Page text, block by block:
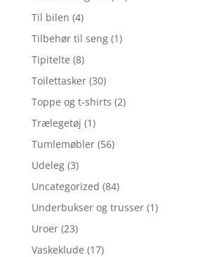
Til bilen (4)
Tilbehør til seng (1)
Tipitelte (8)
Toilettasker (30)
Toppe og t-shirts (2)
Trælegetøj (1)
Tumlemøbler (56)
Udeleg (3)
Uncategorized (84)
Underbukser og trusser (1)
Uroer (23)
Vaskeklude (17)